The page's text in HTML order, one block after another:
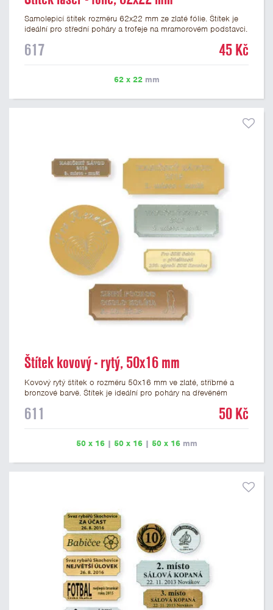
Samolepicí štítek rozměru 62x22 mm ze zlaté fólie. Štítek je
ideální pro střední poháry a trofeje na mramorovém podstavci.
textu doporučujeme maximálně 3 řádky, aby byla zachována
prvním kroku objednávky.
617 45 Kč
62 x 22mm
Štítek kovový - rytý, 50x16 mm
Kovový rytý štítek o rozměru 50x16 mm ve zlaté, stříbrné a
bronzové barvě. Štítek je ideální pro poháry na dřevěném
nebo text. U textu doporučujeme maximálně 3 řádky, aby byla
možné přiložit v prvním kroku objednávky.
611 50 Kč
50 x 16| 50 x 16| 50 x 16mm